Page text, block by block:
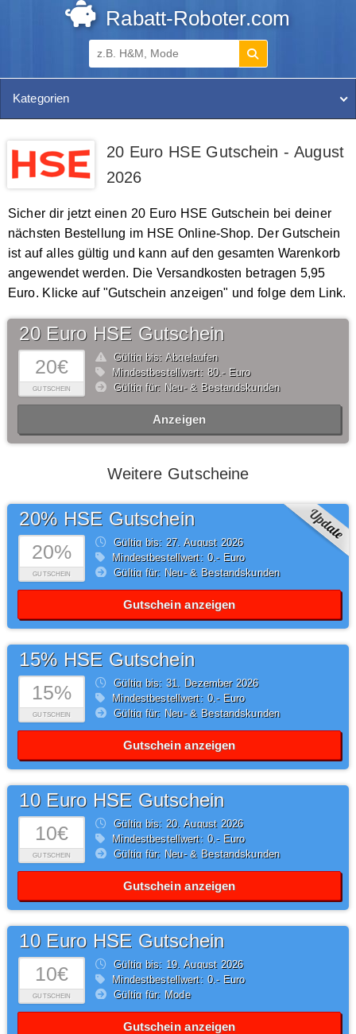
Rabatt-Roboter.com
Kategorien
20 Euro HSE Gutschein - August
2026
Sicher dir jetzt einen 20 Euro HSE Gutschein bei deiner
nächsten Bestellung im HSE Online-Shop. Der Gutschein
ist auf alles gültig und kann auf den gesamten Warenkorb
angewendet werden. Die Versandkosten betragen 5,95
Euro. Klicke auf "Gutschein anzeigen" und folge dem Link.
20€
GUTSCHEIN
20 Euro HSE Gutschein
Gültig bis: Abgelaufen
Mindestbestellwert: 80,- Euro
Gültig für: Neu- & Bestandskunden
Anzeigen
Weitere Gutscheine
20%
GUTSCHEIN
20% HSE Gutschein
Gültig bis: 27.August2026
Mindestbestellwert: 0,- Euro
Gültig für: Neu- & Bestandskunden
Gutschein anzeigen
15%
GUTSCHEIN
15% HSE Gutschein
Gültig bis: 31. Dezember2026
Mindestbestellwert: 0,- Euro
Gültig für: Neu- & Bestandskunden
Gutschein anzeigen
10€
GUTSCHEIN
10 Euro HSE Gutschein
Gültig bis: 20.August2026
Mindestbestellwert: 0,- Euro
Gültig für: Neu- & Bestandskunden
Gutschein anzeigen
10€
GUTSCHEIN
10 Euro HSE Gutschein
Gültig bis: 19.August2026
Mindestbestellwert: 0,- Euro
Gültig für: Mode
Gutschein anzeigen